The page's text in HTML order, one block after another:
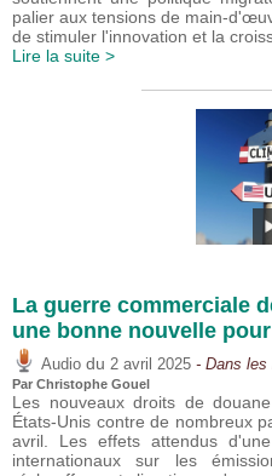
palier aux tensions de main-
de stimuler l'innovation et la
Lire la suite >
La guerre commerciale
une bonne nouvelle
Audio du 2 avril 2025 - Dans les
Par Christophe Gouel
Les nouveaux droits de
États-Unis contre de nombreux
avril. Les effets attendus
internationaux sur les